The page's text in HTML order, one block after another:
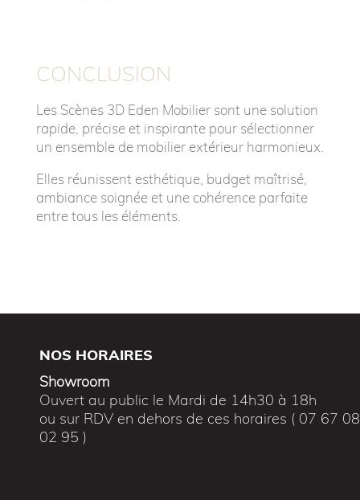
CONCLUSION
Les Scènes 3D Eden Mobilier sont une solution
rapide, précise et inspirante pour sélectionner
un ensemble de mobilier extérieur harmonieux.
Elles réunissent esthétique, budget maîtrisé,
ambiance soignée et une cohérence parfaite
entre tous les éléments.
NOS HORAIRES
Showroom
Ouvert au public le Mardi de 14h30 à 18h
ou sur RDV en dehors de ces horaires ( 07 67 08
02 95 )